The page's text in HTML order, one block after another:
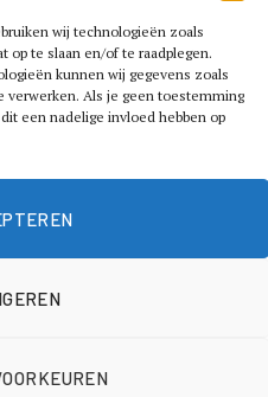
wij technologieën zoals
op te slaan en/of te raadplegen.
kunnen wij gegevens zoals
verwerken. Als je geen toestemming
een nadelige invloed hebben op
Prijs printer rentes
tips Toekomst
xrp
Hypotheek